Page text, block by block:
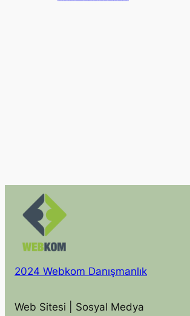
2024 Webkom Danışmanlık
Web Sitesi | Sosyal Medya